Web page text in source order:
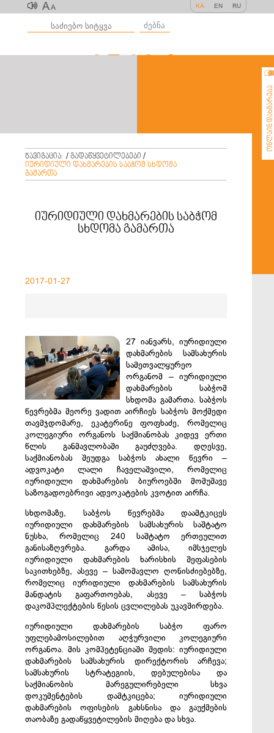
AA KA EN RU
ძებნა
ონლაინ დახმარება
ნავიგაცია: / გადაწყვეტილებები /
იურიდიული დახმარების საბჭომ სხდომა
გამართა
იურიდიული დახმარების საბჭომ
სხდომა გამართა
2017-01-27
27 იანვარს, იურიდიული
დახმარების სამსახურის
სამეთვალყურეო
ორგანომ – იურიდიული
დახმარების საბჭომ
სხდომა გამართა. საბჭოს
წევრებმა მეორე ვადით აირჩიეს საბჭოს მოქმედი
თავმჯდომარე, ეკატერინე ფოფხაძე, რომელიც
კოლეგიური ორგანოს საქმიანობას კიდევ ერთი
წლის განმავლობაში გაუძღვება. დღესვე,
საქმიანობას შეუდგა საბჭოს ახალი წევრი –
ადვოკატი ლალი ჩაველაშვილი, რომელიც
იურიდიული დახმარების ბიუროებში მომუშავე
საზოგადოებრივი ადვოკატების კვოტით აირჩა.
სხდომაზე, საბჭოს წევრებმა დაამტკიცეს
იურიდიული დახმარების სამსახურის საშტატო
ნუსხა, რომელიც 240 საშტატო ერთეულით
განისაზღვრება. გარდა ამისა, იმსჯელეს
იურიდიული დახმარების ხარისხის შეფასების
საკითხებზე, ასევე – სამომავლო ღონისძიებებზე,
რომელიც იურიდიული დახმარების სამსახურის
მანდატის გაფართოებას, ასევე – საბჭოს
დაკომპლექტების წესის ცვლილებას უკავშირდება.
იურიდიული დახმარების საბჭო ფარო
უფლებამოსილებით აღჭურვილი კოლეგიური
ორგანოა. მის კომპეტენციაში შედის: იურიდიული
დახმარების სამსახურის დირექტორის არჩევა;
სამსახურის სტრატეგიის, დებულებისა და
საქმიანობის მარეგულირებელი სხვა
დოკუმენტების დამტკიცება; იურიდიული
დახმარების ოფისების გახსნისა და გაუქმების
თაობაზე გადაწყვეტილების მიღება და სხვა.